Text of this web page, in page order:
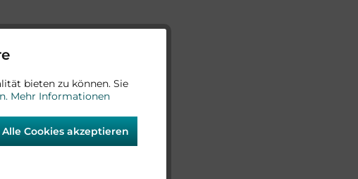
Aktiv
bieten zu können. Sie
Mehr Informationen
Alle Cookies akzeptieren